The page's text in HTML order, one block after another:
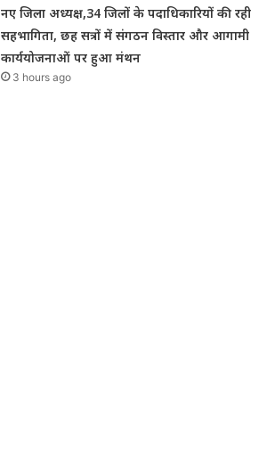
नए जिला अध्यक्ष,34 जिलों के पदाधिकारियों की रही
सहभागिता, छह सत्रों में संगठन विस्तार और आगामी
कार्ययोजनाओं पर हुआ मंथन
3 hours ago